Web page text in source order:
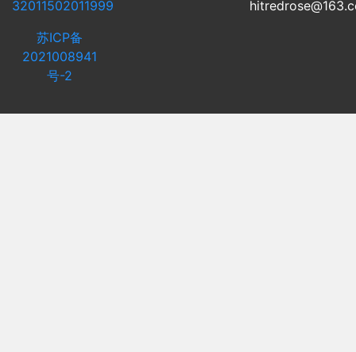
32011502011999
苏ICP备
2021008941
号-2